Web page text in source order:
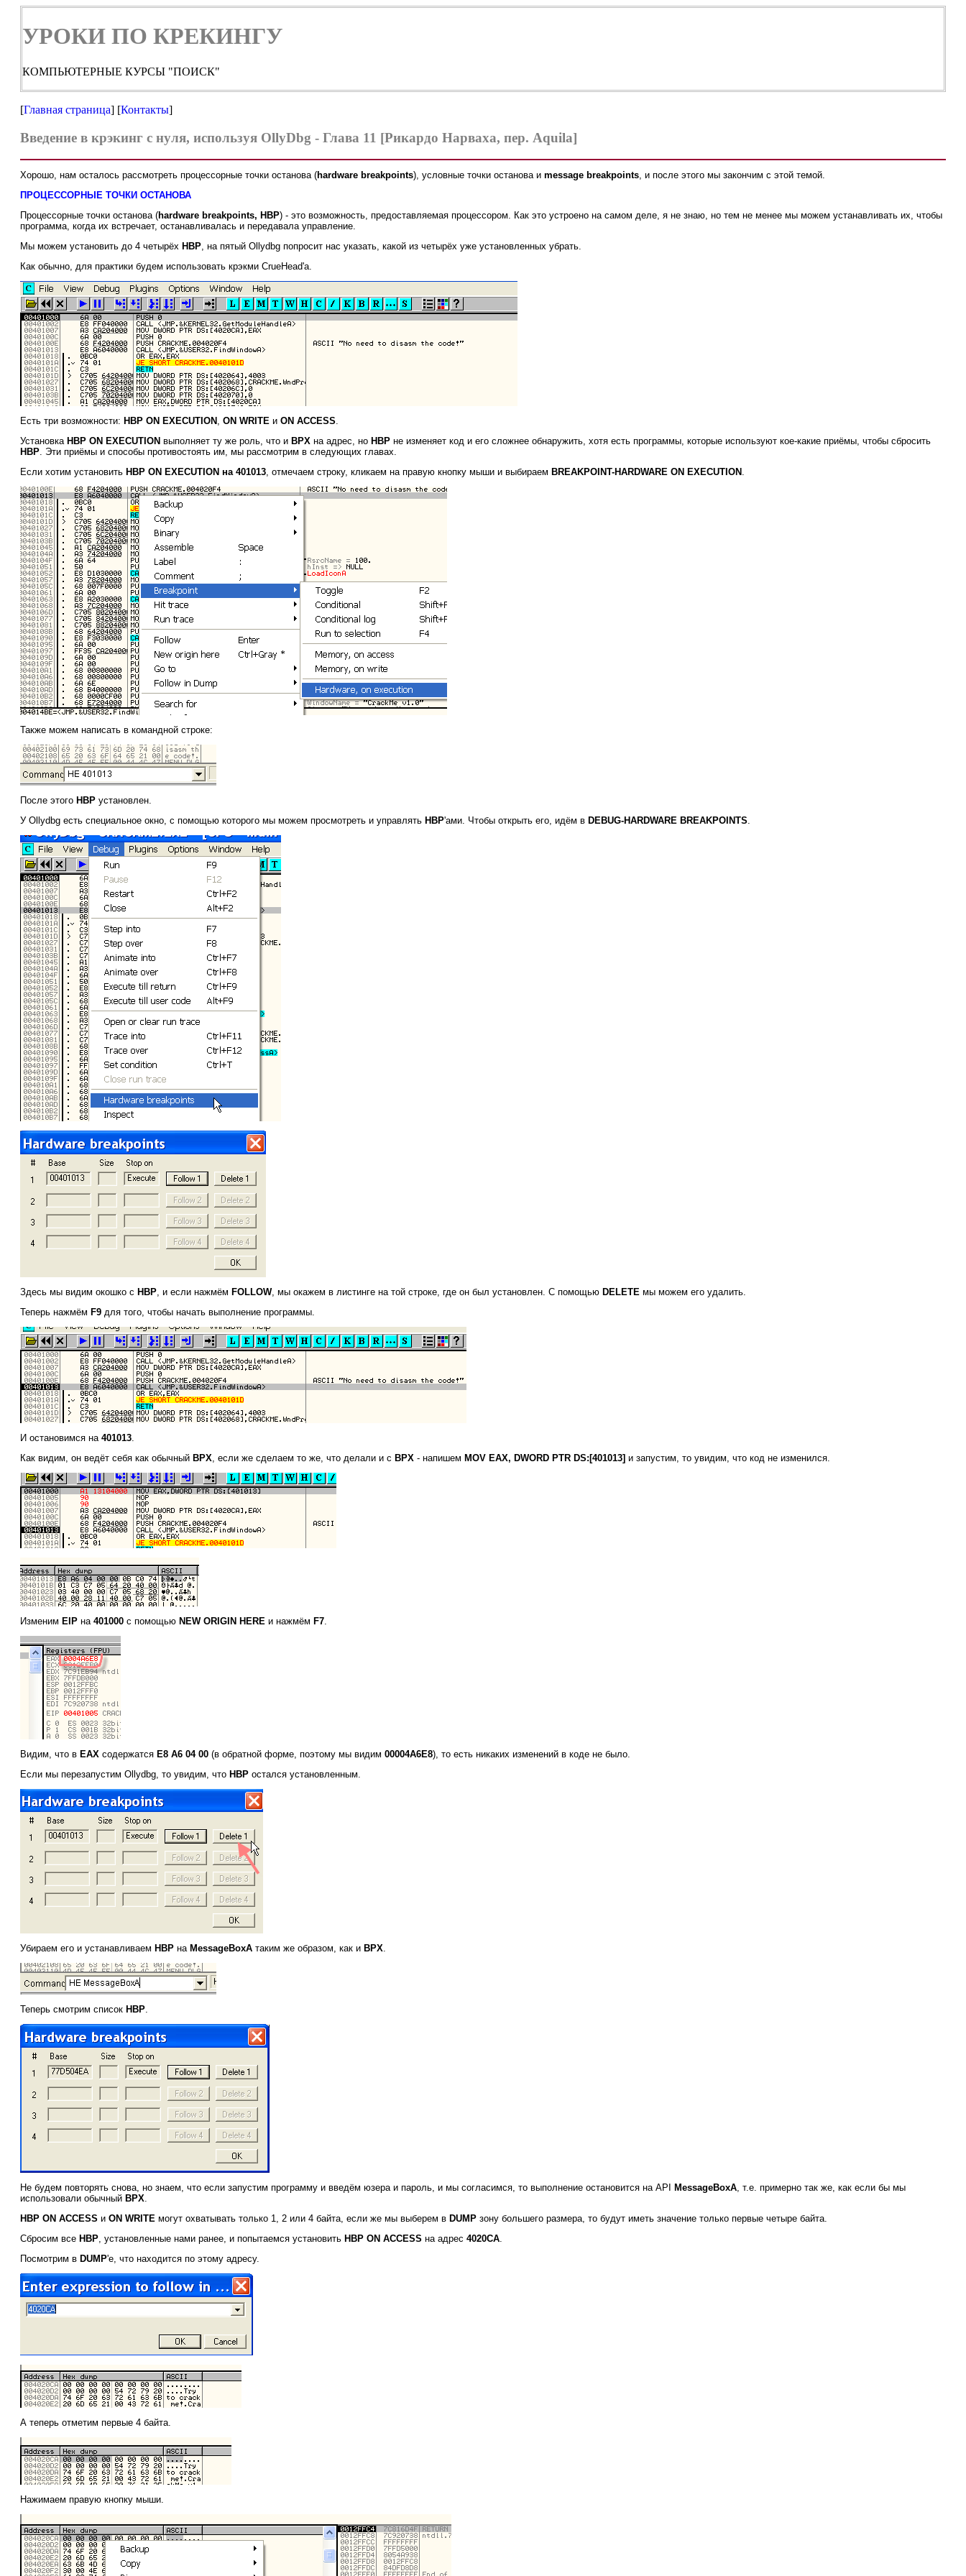
УРОКИ ПО КРЕКИНГУ
КОМПЬЮТЕРНЫЕ КУРСЫ "ПОИСК"
[Главная страница] [Контакты]
Введение в крэкинг с нуля, используя OllyDbg - Глава 11 [Рикардо Нарваха, пер. Aquila]
Хорошо, нам осталось рассмотреть процессорные точки останова (hardware breakpoints), условные точки останова и message breakpoints, и после этого мы закончим с этой темой.
ПРОЦЕССОРНЫЕ ТОЧКИ ОСТАНОВА
Процессорные точки останова (hardware breakpoints, HBP) - это возможность, предоставляемая процессором. Как это устроено на самом деле, я не знаю, но тем не менее мы можем устанавливать их, чтобы
программа, когда их встречает, останавливалась и передавала управление.
Мы можем установить до 4 четырёх HBP, на пятый Ollydbg попросит нас указать, какой из четырёх уже установленных убрать.
Как обычно, для практики будем использовать крэкми CrueHead'а.
Есть три возможности: HBP ON EXECUTION , ON WRITE и ON ACCESS.
Установка HBP ON EXECUTION выполняет ту же роль, что и BPX на адрес, но HBP не изменяет код и его сложнее обнаружить, хотя есть программы, которые используют кое-какие приёмы, чтобы сбросить
HBP. Эти приёмы и способы противостоять им, мы рассмотрим в следующих главах.
Если хотим установить HBP ON EXECUTION на 401013, отмечаем строку, кликаем на правую кнопку мыши и выбираем BREAKPOINT-HARDWARE ON EXECUTION .
Также можем написать в командной строке:
После этого HBP установлен.
У Ollydbg есть специальное окно, с помощью которого мы можем просмотреть и управлять HBP'ами. Чтобы открыть его, идём в DEBUG-HARDWARE BREAKPOINTS.
Здесь мы видим окошко с HBP, и если нажмём FOLLOW, мы окажем в листинге на той строке, где он был установлен. С помощью DELETE мы можем его удалить.
Теперь нажмём F9 для того, чтобы начать выполнение программы.
И остановимся на 401013.
Как видим, он ведёт себя как обычный BPX, если же сделаем то же, что делали и с BPX - напишем MOV EAX, DWORD PTR DS:[401013] и запустим, то увидим, что код не изменился.
Изменим EIP на 401000 с помощью NEW ORIGIN HERE и нажмём F7.
Видим, что в EAX содержатся E8 A6 04 00 (в обратной форме, поэтому мы видим 00004A6E8), то есть никаких изменений в коде не было.
Если мы перезапустим Ollydbg, то увидим, что HBP остался установленным.
Убираем его и устанавливаем HBP на MessageBoxA таким же образом, как и BPX.
Теперь смотрим список HBP.
Не будем повторять снова, но знаем, что если запустим программу и введём юзера и пароль, и мы согласимся, то выполнение остановится на API MessageBoxA, т.е. примерно так же, как если бы мы
использовали обычный BPX.
HBP ON ACCESS и ON WRITE могут охватывать только 1, 2 или 4 байта, если же мы выберем в DUMP зону большего размера, то будут иметь значение только первые четыре байта.
Сбросим все HBP, установленные нами ранее, и попытаемся установить HBP ON ACCESS на адрес 4020CA.
Посмотрим в DUMP'е, что находится по этому адресу.
А теперь отметим первые 4 байта.
Нажимаем правую кнопку мыши.